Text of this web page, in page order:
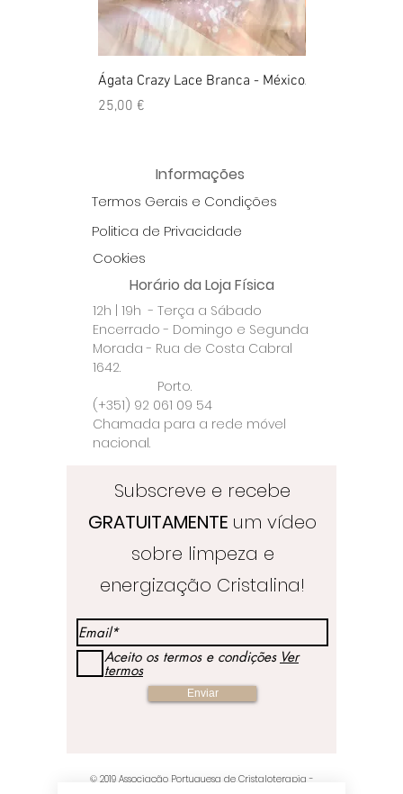
Ágata Crazy Lace Branca - México
Preço
25,00 €
Anel Golden
Informações
Termos Gerais e Condições
Politica de Privacidade
Cookies
Horário da Loja Física
12h | 19h - Terça a Sábado
Encerrado - Domingo e Segunda
Morada - Rua de Costa Cabral
1642.
Porto.
(+351) 92 061 09 54
Chamada para a rede móvel
nacional.
Subscreve e recebe
GRATUITAMENTE um vídeo
sobre limpeza e
energização Cristalina!
Aceito os termos e condições Ver
termos
Enviar
© 2019 Associação Portuguesa de Cristaloterapia-